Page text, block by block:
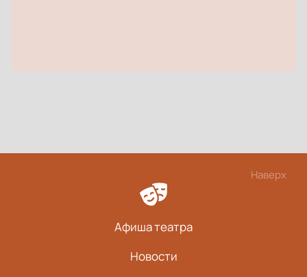
Наверх
Афиша театра
Новости